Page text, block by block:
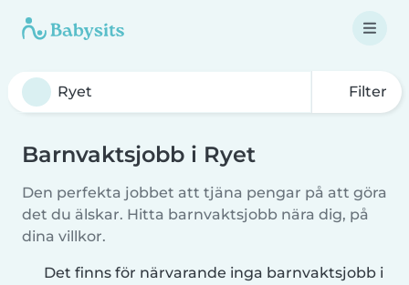
Filter
Barnvaktsjobb i Ryet
Den perfekta jobbet att tjäna pengar på att göra
det du älskar. Hitta barnvaktsjobb nära dig, på
dina villkor.
Det finns för närvarande inga barnvaktsjobb i